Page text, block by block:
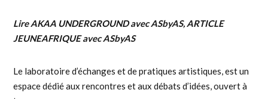
LireAKAA UNDERGROUND avec ASbyAS, ARTICLE
JEUNEAFRIQUE avec ASbyAS
Le laboratoire d’échanges et de pratiques artistiques, est un
espace dédié aux rencontres et aux débats d’idées, ouvert à